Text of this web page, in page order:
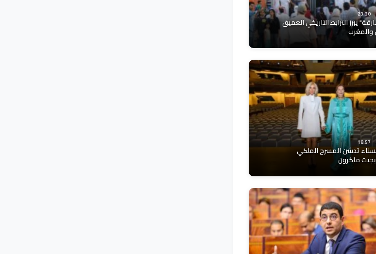
23:30
يبرز الترابط التاريخي العميق
والمغرب
18:57
حسناء تدشن المسرح الملكي
ماكرون